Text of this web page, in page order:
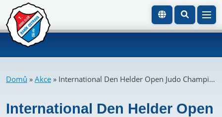
Domů » Akce » International Den Helder Open Judo Championships
International Den Helder Open